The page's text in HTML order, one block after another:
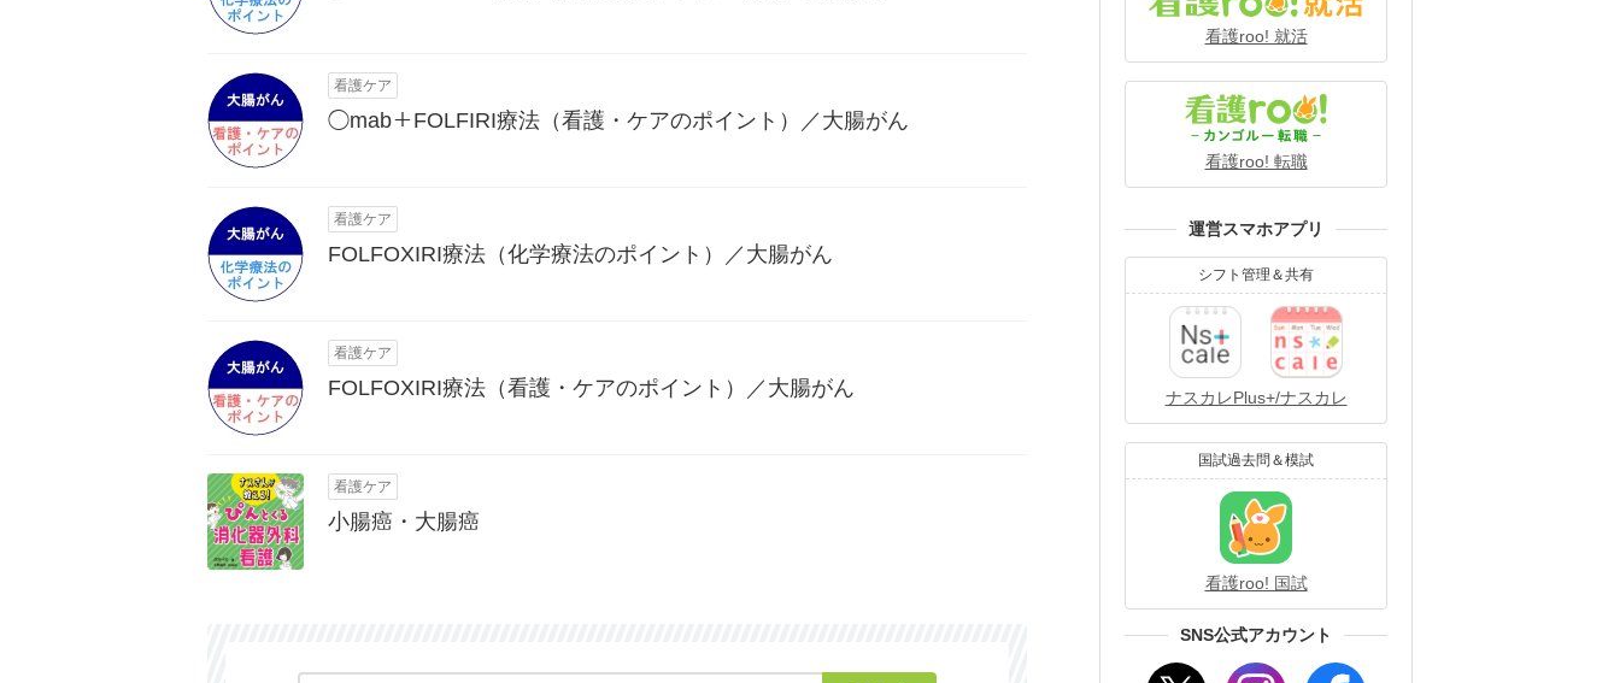
看護ケア
◯mab＋FOLFIRI療法（看護・ケアのポイント）／大腸がん
看護ケア
FOLFOXIRI療法（化学療法のポイント）／大腸がん
看護ケア
FOLFOXIRI療法（看護・ケアのポイント）／大腸がん
看護ケア
小腸癌・大腸癌
看護roo! 就活
看護roo! 転職
運営スマホアプリ
シフト管理＆共有
ナスカレPlus+/ナスカレ
国試過去問＆模試
看護roo! 国試
SNS公式アカウント